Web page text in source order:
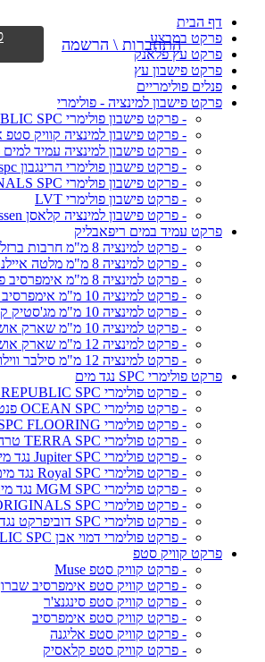
דף הבית
פרקט במבצע
פרקט עץ פלאנק
פרקט פישבון עץ
פנלים פולימריים
פרקט פישבון למינציה - פולימרי
- פרקט פישבון פולימרי REPUBLIC SPC נגד מים
- פרקט פישבון למינציה קוויק סטפ
- פרקט פישבון למינציה עמיד
- פרקט פישבון פולימרי הרינגבון spc נגד מים
- פרקט פישבון פולימרי ORIGINALS SPC נגד מים
- פרקט פישבון פולימרי LVT
- פרקט פישבון למינציה קלאסן Classen
פרקט עמיד במים ריפאבליק
- פרקט למינציה 8 מ"מ חרבות ברזל
- פרקט למינציה 8 מ"מ מלטה איילנד
- פרקט למינציה 8 מ"מ אימפרסיב פלוס
- פרקט למינציה 10 מ"מ אימפרסיב פלוס
- פרקט למינציה 10 מ"מ מג'סטיק קראון
- פרקט למינציה 10 מ"מ שארק אושן 10
- פרקט למינציה 12 מ"מ שארק אושן 12
- פרקט למינציה 12 מ"מ סילבר ווילואו
פרקט פולימרי SPC נגד מים
- פרקט פולימרי REPUBLIC SPC נגד מים
- פרקט פולימרי OCEAN SPC פנטום נגד מים
- פרקט פולימרי SPC FLOORING נגד מים
- פרקט פולימרי TERRA SPC טרה נגד מים
- פרקט פולימרי Jupiter SPC נגד מים
- פרקט פולימרי Royal SPC נגד מים
- פרקט פולימרי MGM SPC נגד מים
- פרקט פולימרי ORIGINALS SPC נגד מים
- פרקט פולימרי SPC דוביפרקט נגד מים
- פרקט פולימרי דמוי אבן REPUBLIC SPC נגד מים
פרקט קוויק סטפ
- פרקט קוויק סטפ Muse
- פרקט קוויק סטפ אימפרסיב
- פרקט קוויק סטפ סינגנצ'ר
- פרקט קוויק סטפ אימפרסיב
- פרקט קוויק סטפ אליגנה
- פרקט קוויק סטפ קלאסיק
התחברות \ הרשמה